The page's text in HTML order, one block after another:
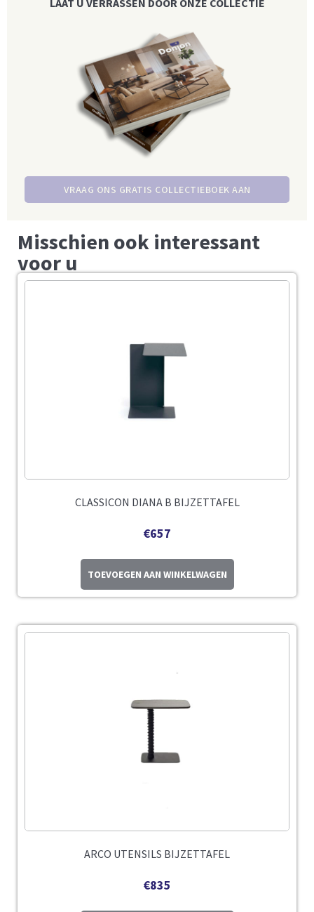
LAAT U VERRASSEN DOOR ONZE COLLECTIE
VRAAG ONS GRATIS COLLECTIEBOEK AAN
Misschien ook interessant
voor u
CLASSICON DIANA B BIJZETTAFEL
€657
TOEVOEGEN AAN WINKELWAGEN
ARCO UTENSILS BIJZETTAFEL
€835